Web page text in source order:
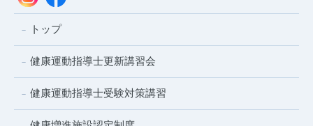
トップ
健康運動指導士更新講習会
健康運動指導士受験対策講習